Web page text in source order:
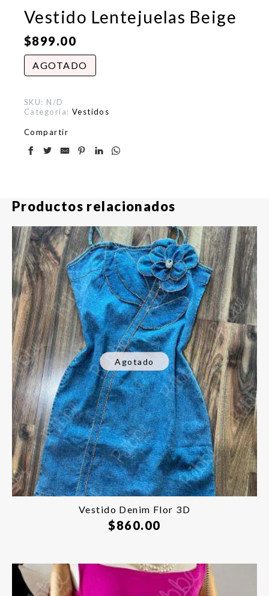
Vestido Lentejuelas Beige
$899.00
AGOTADO
SKU: N/D
Categoría: Vestidos
Compartir
Productos relacionados
Agotado
Vestido Denim Flor 3D
$860.00